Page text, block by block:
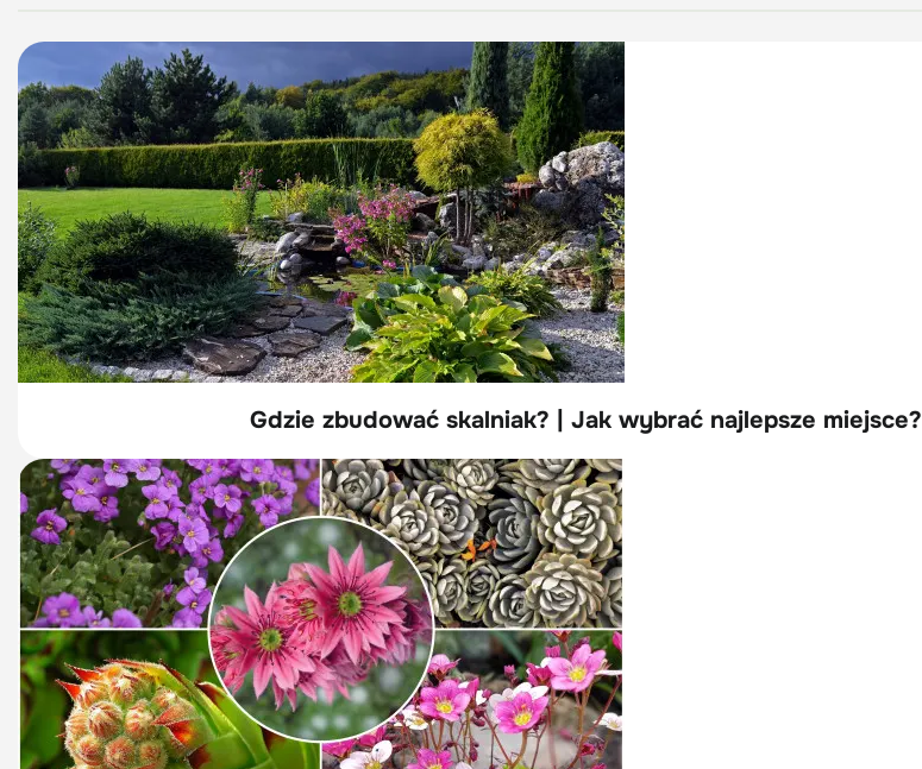
Gdzie zbudować skalniak? | Jak wybrać najlepsze miejsce?